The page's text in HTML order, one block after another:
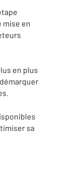
mise en
en plus
sa